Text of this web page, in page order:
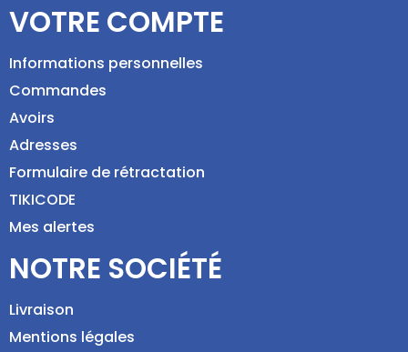
VOTRE COMPTE
Informations personnelles
Commandes
Avoirs
Adresses
Formulaire de rétractation
TIKICODE
Mes alertes
NOTRE SOCIÉTÉ
Livraison
Mentions légales